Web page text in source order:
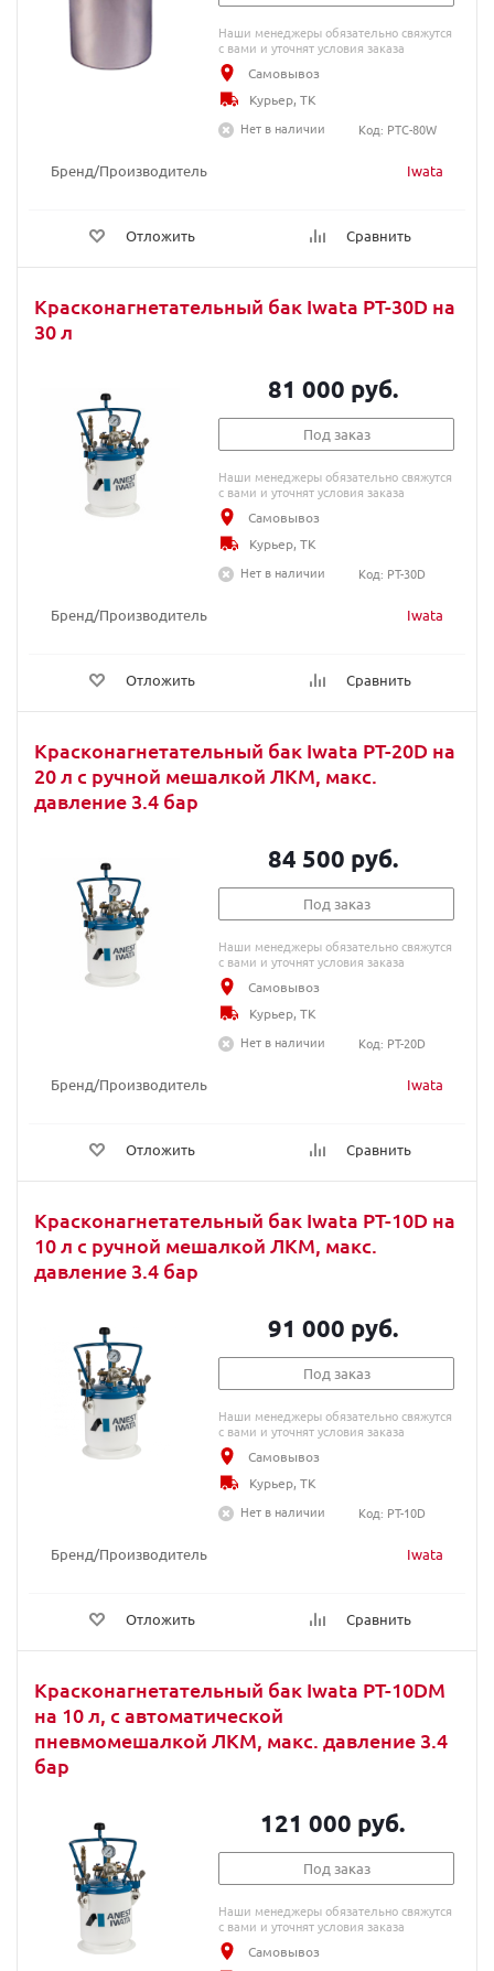
Бренд/Производитель Iwata
Отложить Сравнить
Наши менеджеры обязательно свяжутся
с вами и уточнят условия заказа
Самовывоз
Курьер, ТК
Нет в наличии
Код: PTC-80W
Красконагнетательный бак Iwata PT-30D на
30 л
Бренд/Производитель Iwata
Отложить Сравнить
81 000 руб.
Под заказ
Наши менеджеры обязательно свяжутся
с вами и уточнят условия заказа
Самовывоз
Курьер, ТК
Нет в наличии
Код: PT-30D
Красконагнетательный бак Iwata PT-20D на
20 л с ручной мешалкой ЛКМ, макс.
давление 3.4 бар
Бренд/Производитель Iwata
Отложить Сравнить
84 500 руб.
Под заказ
Наши менеджеры обязательно свяжутся
с вами и уточнят условия заказа
Самовывоз
Курьер, ТК
Нет в наличии
Код: PT-20D
Красконагнетательный бак Iwata PT-10D на
10 л с ручной мешалкой ЛКМ, макс.
давление 3.4 бар
Бренд/Производитель Iwata
Отложить Сравнить
91 000 руб.
Под заказ
Наши менеджеры обязательно свяжутся
с вами и уточнят условия заказа
Самовывоз
Курьер, ТК
Нет в наличии
Код: PT-10D
Красконагнетательный бак Iwata PT-10DM
на 10 л, с автоматической
пневмомешалкой ЛКМ, макс. давление 3.4
бар
121 000 руб.
Под заказ
Наши менеджеры обязательно свяжутся
с вами и уточнят условия заказа
Самовывоз